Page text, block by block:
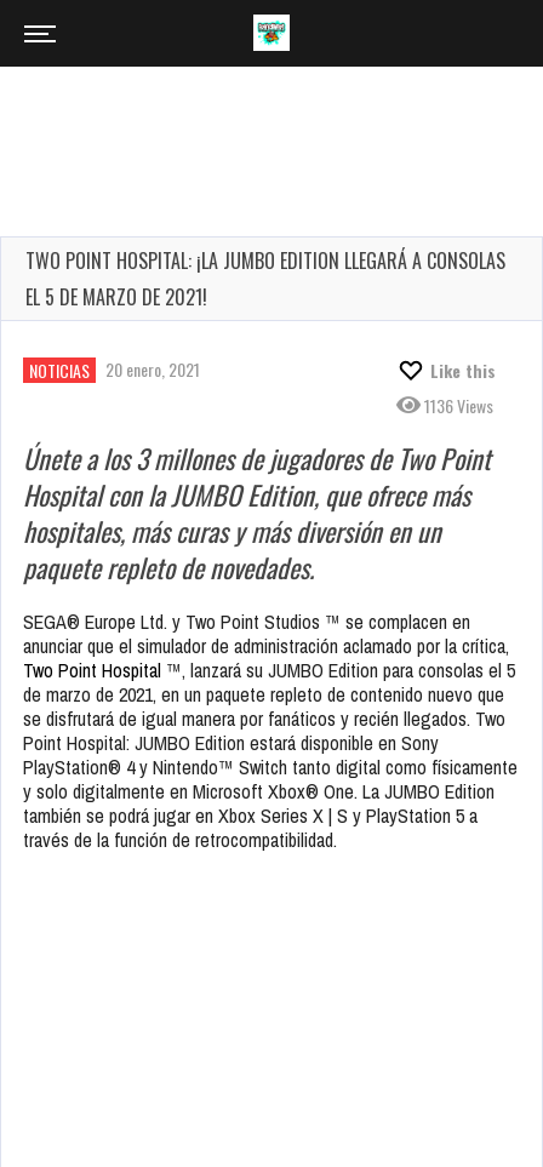
TWO POINT HOSPITAL: ¡LA JUMBO EDITION LLEGARÁ A CONSOLAS
EL 5 DE MARZO DE 2021!
NOTICIAS 20 enero, 2021
Like this
1136 Views
Únete a los 3 millones de jugadores de Two Point
Hospital con la JUMBO Edition, que ofrece más
hospitales, más curas y más diversión en un
paquete repleto de novedades.
SEGA® Europe Ltd. y Two Point Studios ™ se complacen en
anunciar que el simulador de administración aclamado por la crítica,
Two Point Hospital ™, lanzará su JUMBO Edition para consolas el 5
de marzo de 2021, en un paquete repleto de contenido nuevo que
se disfrutará de igual manera por fanáticos y recién llegados. Two
Point Hospital: JUMBO Edition estará disponible en Sony
PlayStation® 4 y Nintendo™ Switch tanto digital como físicamente
y solo digitalmente en Microsoft Xbox® One. La JUMBO Edition
también se podrá jugar en Xbox Series X | S y PlayStation 5 a
través de la función de retrocompatibilidad.